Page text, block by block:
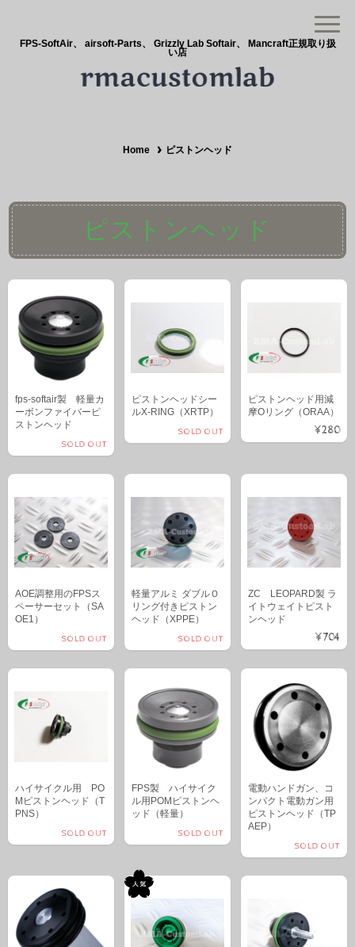
FPS-SoftAir、 airsoft-Parts、 Grizzly Lab Softair、 Mancraft正規取り扱
い店
Home ピストンヘッド
ピストンヘッド
fps-softair製 軽量カ
ーボンファイバーピ
ストンヘッド
SOLD OUT
ピストンヘッドシー
ルX-RING（XRTP）
SOLD OUT
ピストンヘッド用減
摩Oリング（ORAA）
¥280
AOE調整用のFPSス
ペーサーセット（SA
OE1）
SOLD OUT
軽量アルミ ダブルＯ
リング付きピストン
ヘッド（XPPE）
SOLD OUT
ZC LEOPARD製 ラ
イトウェイトピスト
ンヘッド
¥704
ハイサイクル用 PO
Mピストンヘッド（T
PNS）
SOLD OUT
FPS製 ハイサイク
ル用POMピストンヘ
ッド（軽量）
SOLD OUT
電動ハンドガン、コ
ンパクト電動ガン用
ピストンヘッド（TP
AEP）
SOLD OUT